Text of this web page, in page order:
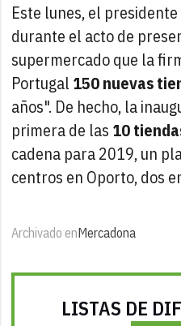
Este lunes, el
durante el acto de
supermercado que la
Portugal 150 nuevas
años". De hecho, la
primera de las 10
cadena para 2019, un
centros en Oporto, dos
Archivado enMercadona
LISTAS DE